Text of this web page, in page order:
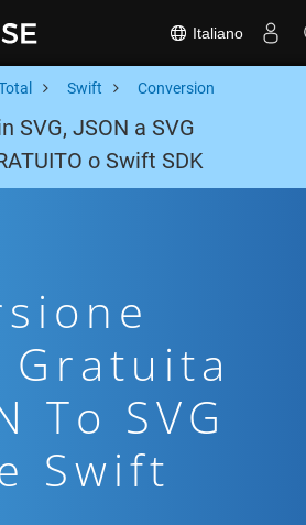
Italiano
Swift Conversion
SVG, JSON a SVG
o Swift SDK
To SVG
Swift